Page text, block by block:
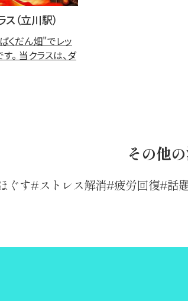
（立川駅）
くだん畑"でレッ
。 当クラスは、ダ
その他
ぐす ストレス解消 疲労回復 話